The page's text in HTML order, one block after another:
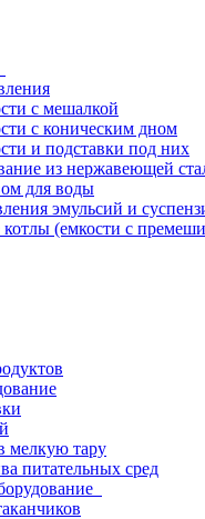
с мешалкой
с коническим дном
и подставки под них
из нержавеющей
для воды
эмульсий и
(емкости с
мелкую тару
питательных сред